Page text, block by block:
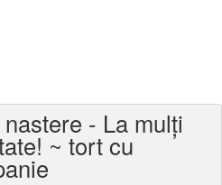
- La mulți
~ tort cu